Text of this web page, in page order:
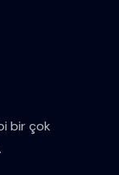
bir çok